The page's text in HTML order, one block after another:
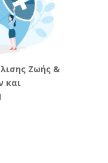
Ζωής &
και